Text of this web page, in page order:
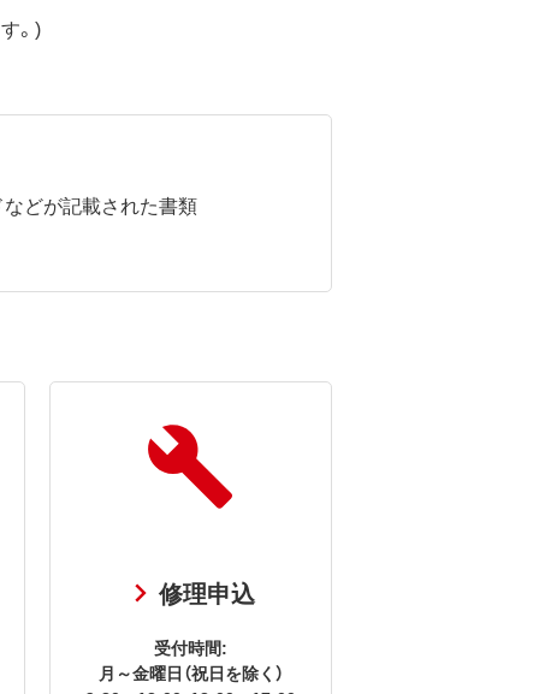
。)
どが記載された書類
修理申込
受付時間:
月～金曜日（祝日を除く）